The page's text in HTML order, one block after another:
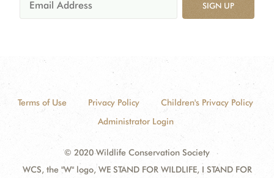
SIGN UP
Terms of Use Privacy Policy
Children's Privacy Policy
Administrator Login
© 2020 Wildlife Conservation Society
WCS, the "W" logo, WE STAND FOR WILDLIFE, I STAND FOR